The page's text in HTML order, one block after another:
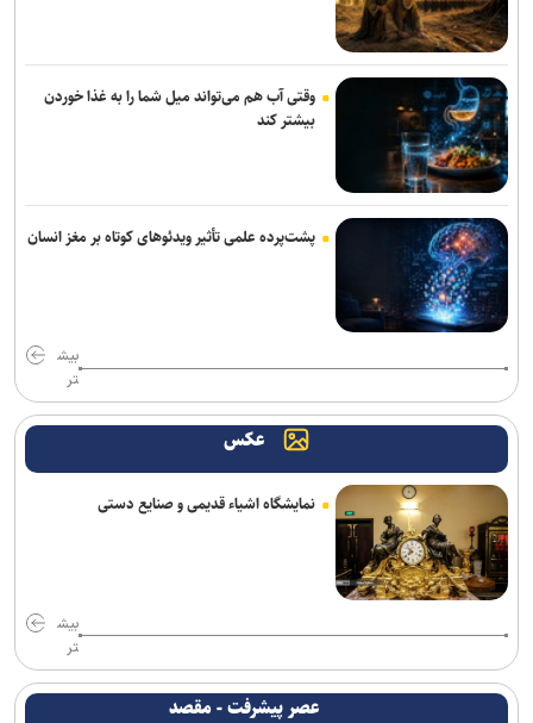
وقتی آب هم می‌تواند میل شما را به غذا خوردن
بیشتر کند
پشت‌پرده علمی تأثیر ویدئو‌های کوتاه بر مغز انسان
بیش
تر
عکس
نمایشگاه اشیاء قدیمی و صنایع دستی
بیش
تر
عصر پیشرفت - مقصد